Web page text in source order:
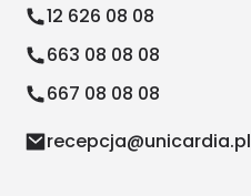
12 626 08 08
663 08 08 08
667 08 08 08
recepcja@unicardia.pl